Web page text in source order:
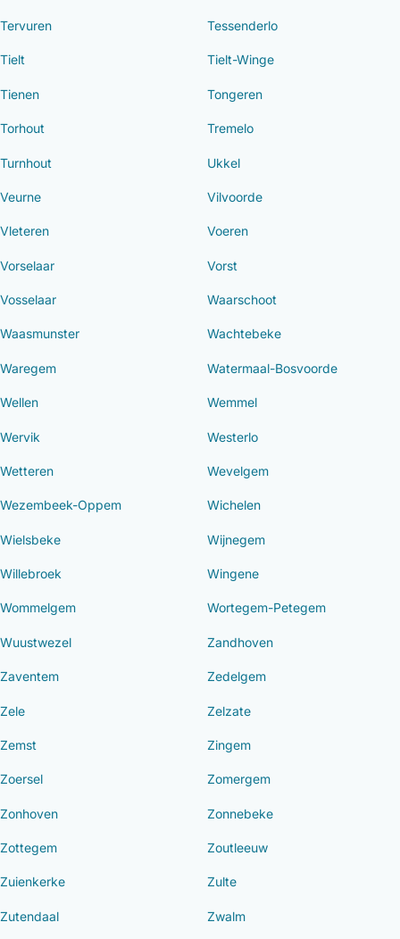
Tervuren Tessenderlo
Tielt Tielt-Winge
Tienen Tongeren
Torhout Tremelo
Turnhout Ukkel
Veurne Vilvoorde
Vleteren Voeren
Vorselaar Vorst
Vosselaar Waarschoot
Waasmunster Wachtebeke
Waregem Watermaal-Bosvoorde
Wellen Wemmel
Wervik Westerlo
Wetteren Wevelgem
Wezembeek-Oppem Wichelen
Wielsbeke Wijnegem
Willebroek Wingene
Wommelgem Wortegem-Petegem
Wuustwezel Zandhoven
Zaventem Zedelgem
Zele Zelzate
Zemst Zingem
Zoersel Zomergem
Zonhoven Zonnebeke
Zottegem Zoutleeuw
Zuienkerke Zulte
Zutendaal Zwalm